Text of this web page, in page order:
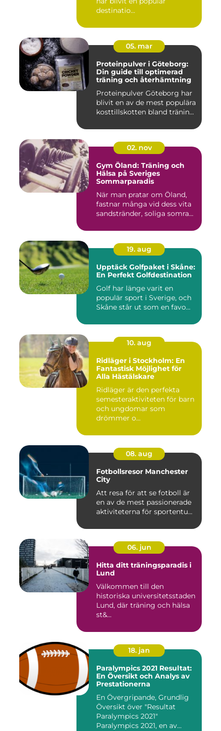
destinatio...
05. mar
Proteinpulver i Göteborg:
Din guide till optimerad
träning och återhämtning
Proteinpulver Göteborg har
blivit en av de mest populära
kosttillskotten bland tränin...
02. nov
Gym Öland: Träning och
Hälsa på Sveriges
Sommarparadis
När man pratar om Öland,
fastnar många vid dess vita
sandstränder, soliga somra...
19. aug
Upptäck Golfpaket i Skåne:
En Perfekt Golfdestination
Golf har länge varit en
populär sport i Sverige, och
Skåne står ut som en favo...
10. aug
Ridläger i Stockholm: En
Fantastisk Möjlighet för
Alla Hästälskare
Ridläger är den perfekta
semesteraktiviteten för barn
och ungdomar som
drömmer o...
08. aug
Fotbollsresor Manchester
City
Att resa för att se fotboll är
en av de mest passionerade
aktiviteterna för sportentu...
06. jun
Hitta ditt träningsparadis i
Lund
Välkommen till den
historiska universitetsstaden
Lund, där träning och hälsa
st&...
18. jan
Paralympics 2021 Resultat:
En Översikt och Analys av
Prestationerna
En Övergripande, Grundlig
Översikt över "Resultat
Paralympics 2021"
Paralympics 2021, en av